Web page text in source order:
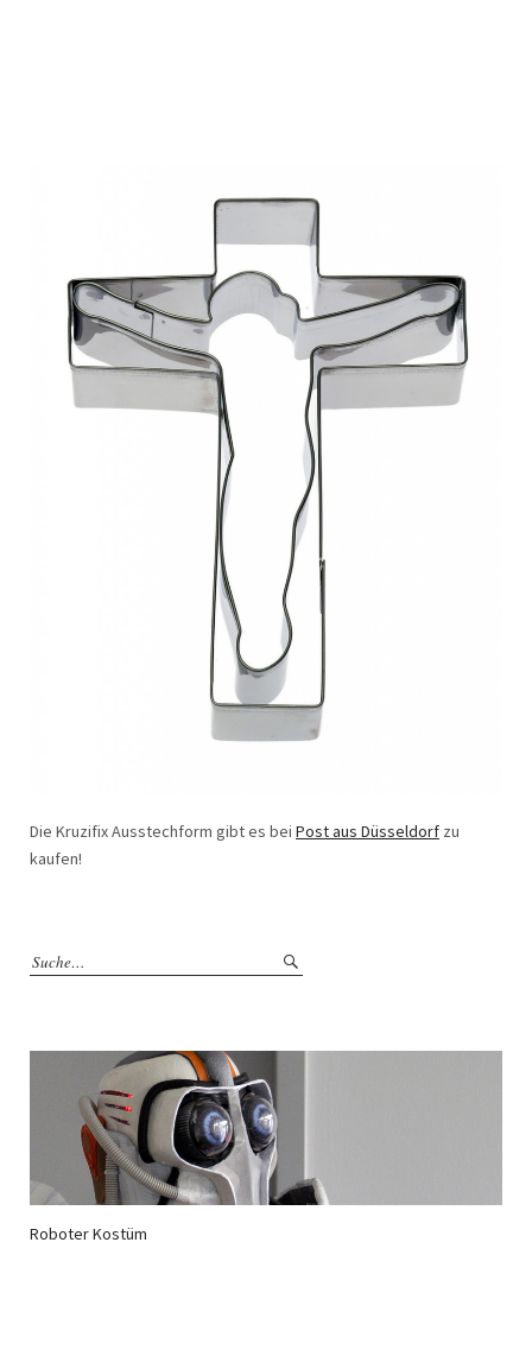
Die Kruzifix Ausstechform gibt es bei Post aus Düsseldorf zu
kaufen!
Roboter Kostüm